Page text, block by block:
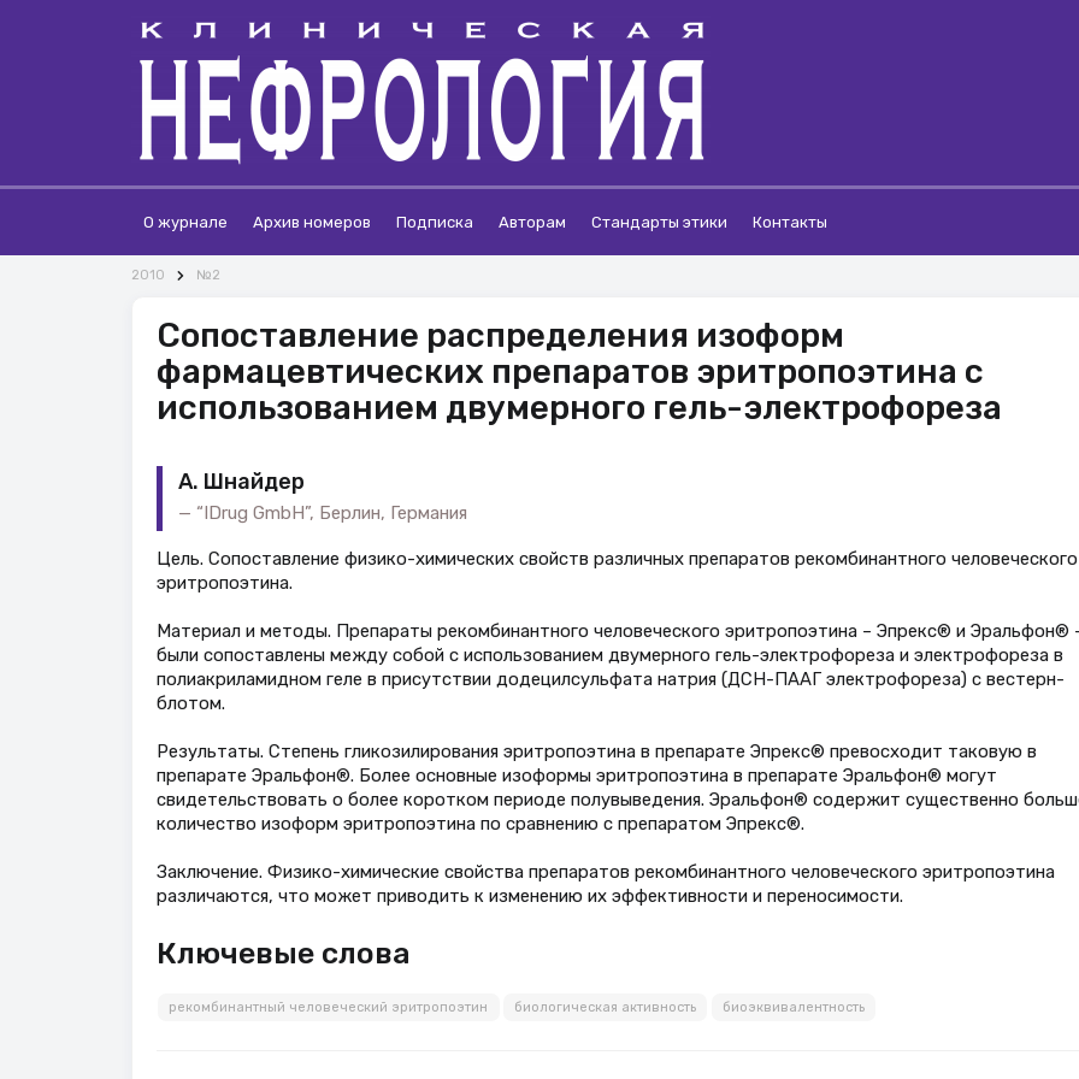
О журнале Архив номеров Подписка Авторам Стандарты этики Контакты
2010 №2
Сопоставление распределения изоформ
фармацевтических препаратов эритропоэтина с
использованием двумерного гель-электрофореза
A. Шнайдер
“IDrug GmbH”, Берлин, Германия
Цель. Сопоставление физико-химических свойств различных препаратов рекомбинантного человеческого
эритропоэтина.
Материал и методы. Препараты рекомбинантного человеческого эритропоэтина – Эпрекс® и Эральфон®
были сопоставлены между собой с использованием двумерного гель-электрофореза и электрофореза в
полиакриламидном геле в присутствии додецилсульфата натрия (ДСН-ПААГ электрофореза) с вестерн-
блотом.
Результаты. Степень гликозилирования эритропоэтина в препарате Эпрекс® превосходит таковую в
препарате Эральфон®. Более основные изоформы эритропоэтина в препарате Эральфон® могут
свидетельствовать о более коротком периоде полувыведения. Эральфон® содержит существенно
количество изоформ эритропоэтина по сравнению с препаратом Эпрекс®.
Заключение. Физико-химические свойства препаратов рекомбинантного человеческого эритропоэтина
различаются, что может приводить к изменению их эффективности и переносимости.
Ключевые слова
рекомбинантный человеческий эритропоэтин биологическая активность биоэквивалентность